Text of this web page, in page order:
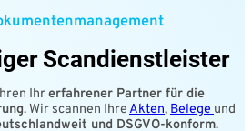
Scandienstleister
Ihrerfahrener Partner für die
. Wir scannen IhreAkten, Belege und
und DSGVO-konform.